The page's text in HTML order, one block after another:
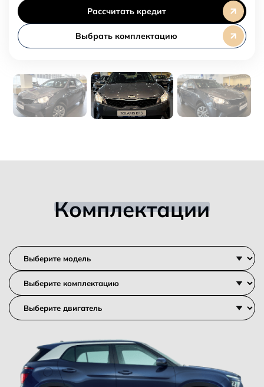
Рассчитать кредит
Выбрать комплектацию
Комплектации